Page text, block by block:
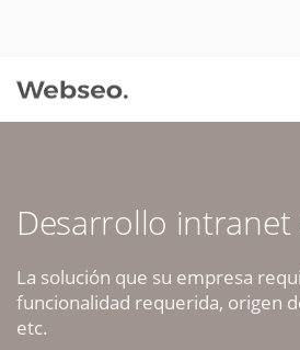
Desarrollo intranet
La solución que su empresa
funcionalidad requerida, origen
etc.
09:30 AM A 18:30 PM
soporte@webseo.cl